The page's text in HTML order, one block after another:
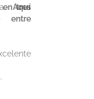
Aquí
entre
en tres